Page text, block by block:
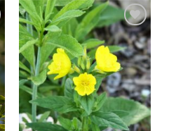
加入
願望
清單